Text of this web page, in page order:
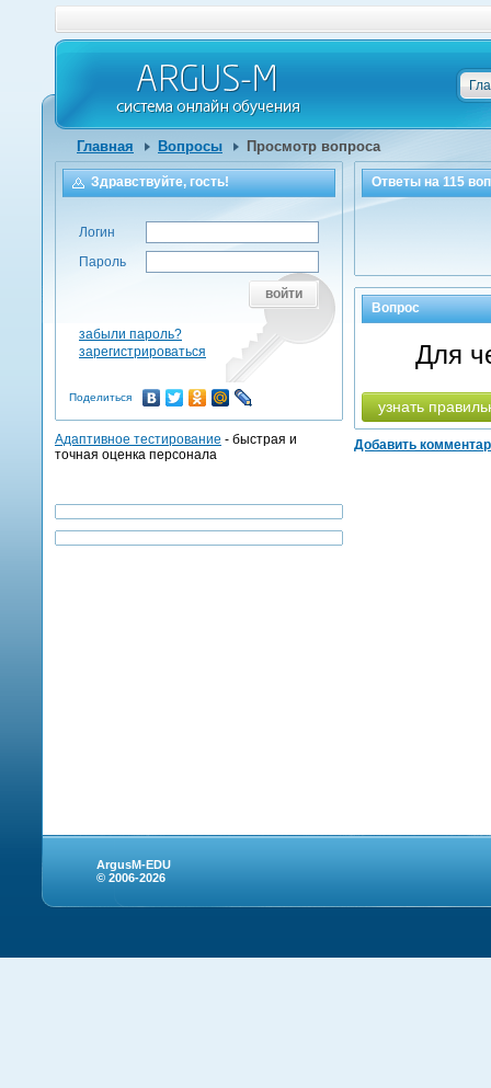
Главная Вопросы Просмотр вопроса
Ответы на115
Вопрос
Для
узнать
Добавить
Здравствуйте, гость!
Логин
Пароль
войти
забыли пароль?
зарегистрироваться
Поделиться
Адаптивное тестирование - быстрая и
точная оценка персонала
ArgusM-EDU
© 2006-2026